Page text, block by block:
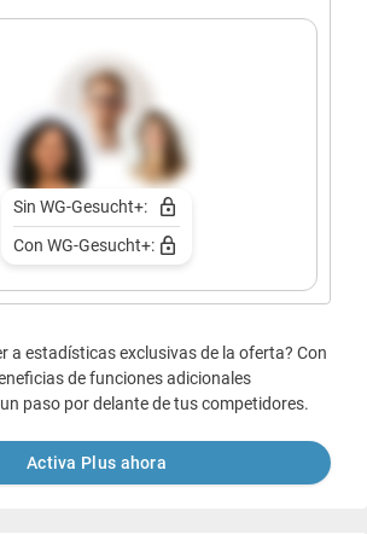
Sin WG-Gesucht+:
Con WG-Gesucht+:
a estadísticas exclusivas de la oferta? Con
de funciones adicionales
paso por delante de tus competidores.
Activa Plus ahora